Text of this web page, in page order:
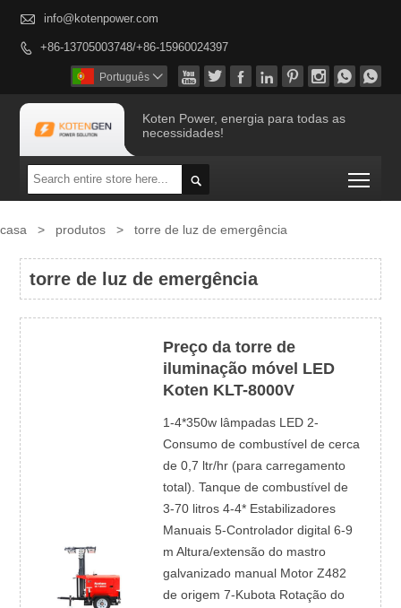
 info@kotenpower.com
 +86-13705003748/+86-15960024397
       
Português 
Koten Power, energia para todas as
necessidades!

casa > produtos > torre de luz de emergência
torre de luz de emergência
Preço da torre de
iluminação móvel LED
Koten KLT-8000V
1-4*350w lâmpadas LED 2-
Consumo de combustível de cerca
de 0,7 ltr/hr (para carregamento
total). Tanque de combustível de
3-70 litros 4-4* Estabilizadores
Manuais 5-Controlador digital 6-9
m Altura/extensão do mastro
galvanizado manual Motor Z482
de origem 7-Kubota Rotação do